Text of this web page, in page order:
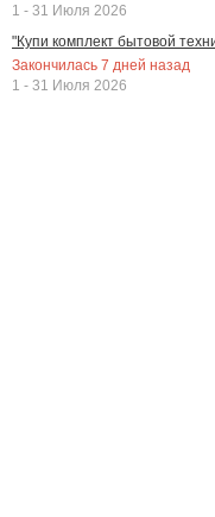
1 - 31 Июля 2026
"Купи комплект бытовой
Закончилась 7 дней назад
1 - 31 Июля 2026